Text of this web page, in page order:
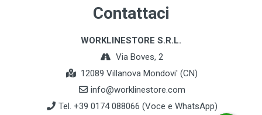
Contattaci
WORKLINESTORE S.R.L.
Via Boves, 2
12089 Villanova Mondovi' (CN)
info@worklinestore.com
Tel. +39 0174 088066 (Voce e WhatsApp)